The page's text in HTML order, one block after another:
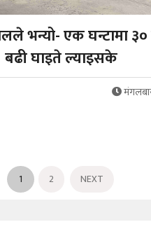
भन्यो- एक घन्टामा ३०
बढी घाइते ल्याइसके
1 2 NEXT